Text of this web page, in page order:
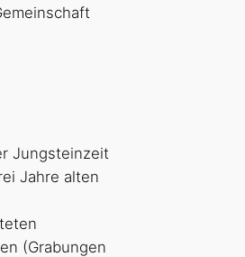
Jungsteinzeit
Jahre alten
(Grabungen